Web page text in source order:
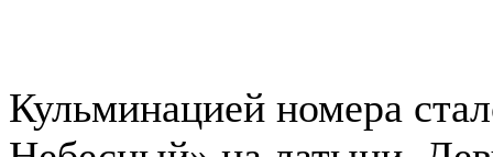
Кульминацией номера